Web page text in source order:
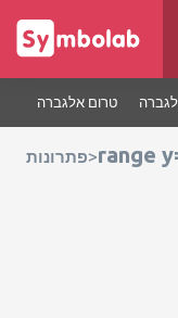
טרום אלגברה
פתרונות>range